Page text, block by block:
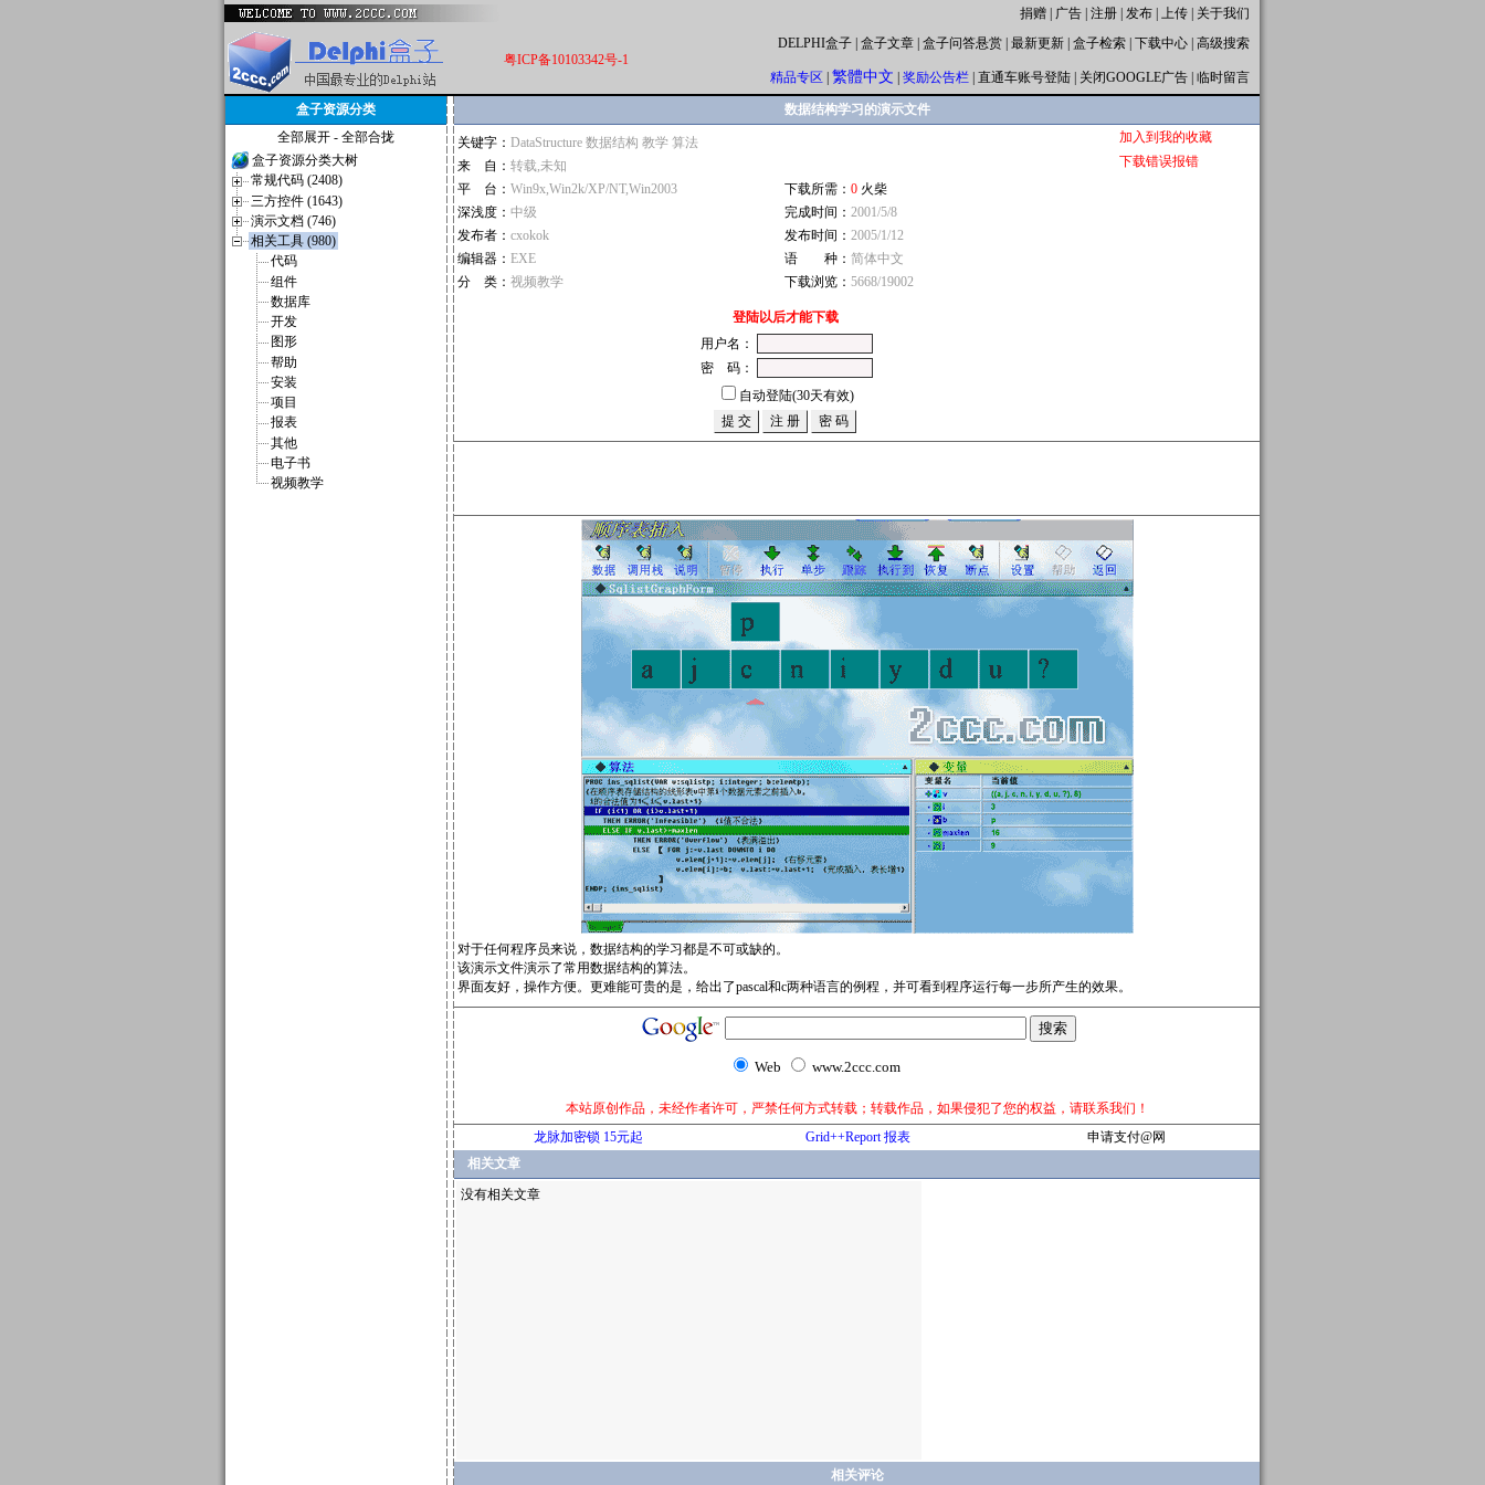
捐赠 广告 注册 发布 上传 关于我们
粤ICP备10103342号-1
DELPHI盒子 盒子文章 盒子问答悬赏 最新更新 盒子检索 下载中心 高级搜索
精品专区 繁體中文 奖励公告栏 直通车账号登陆 关闭GOOGLE广告 临时留言
盒子资源分类
全部展开 - 全部合拢
盒子资源分类大树
常规代码 (2408)
三方控件 (1643)
演示文档 (746)
相关工具 (980)
代码
组件
数据库
开发
图形
帮助
安装
项目
报表
其他
电子书
视频教学
数据结构学习的演示文件
关键字： DataStructure 数据结构 教学 算法
来 自： 转载,未知
平 台： Win9x,Win2k/XP/NT,Win2003 下载所需： 0 火柴
深浅度： 中级 完成时间： 2001/5/8
发布者： cxokok 发布时间： 2005/1/12
编辑器： EXE 语 种： 简体中文
分 类： 视频教学 下载浏览： 5668/19002
加入到我的收藏
下载错误报错
登陆以后才能下载
用户名：
密 码：
自动登陆(30天有效)
对于任何程序员来说，数据结构的学习都是不可或缺的。
该演示文件演示了常用数据结构的算法。
界面友好，操作方便。更难能可贵的是，给出了pascal和c两种语言的例程，并可看到程序运行每一步所产生的效果。
Web www.2ccc.com
本站原创作品，未经作者许可，严禁任何方式转载；转载作品，如果侵犯了您的权益，请联系我们 ！
龙脉加密锁 15元起
Grid++Report 报表
申请支付@网
相关文章
没有相关文章
相关评论